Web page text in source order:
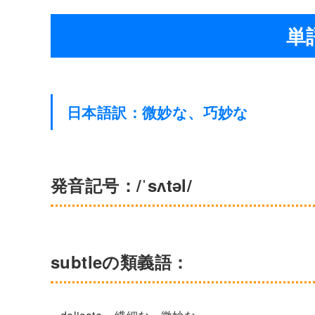
単
日本語訳：微妙な、巧妙な
発音記号：/ˈsʌtəl/
subtleの類義語：